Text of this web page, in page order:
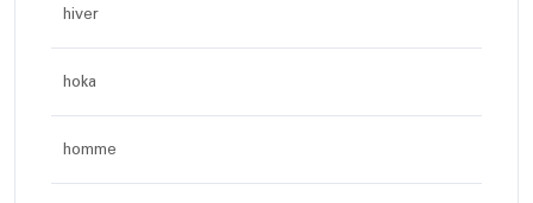
hiver
hoka
homme